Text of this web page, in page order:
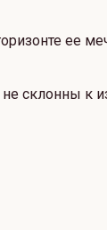
ее
не склонны